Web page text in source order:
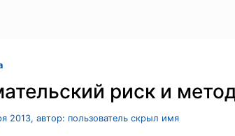
риск и
2013, автор: пользователь скрыл имя